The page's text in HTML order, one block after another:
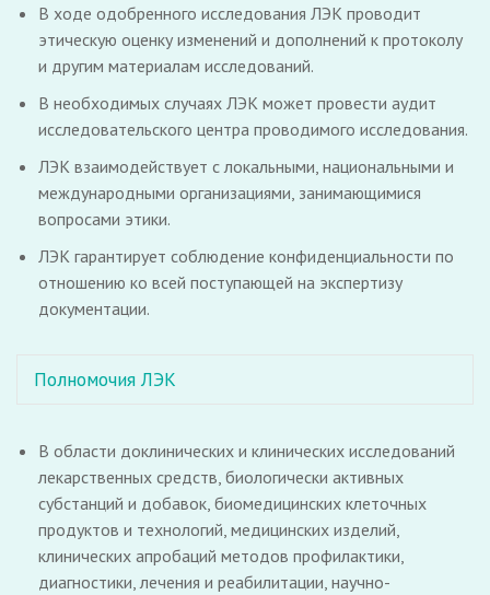
В ходе одобренного исследования ЛЭК проводит
этическую оценку изменений и дополнений к протоколу
и другим материалам исследований.
В необходимых случаях ЛЭК может провести аудит
исследовательского центра проводимого исследования.
ЛЭК взаимодействует с локальными, национальными и
международными организациями, занимающимися
вопросами этики.
ЛЭК гарантирует соблюдение конфиденциальности по
отношению ко всей поступающей на экспертизу
документации.
Полномочия ЛЭК
В области доклинических и клинических исследований
лекарственных средств, биологически активных
субстанций и добавок, биомедицинских клеточных
продуктов и технологий, медицинских изделий,
клинических апробаций методов профилактики,
диагностики, лечения и реабилитации, научно-